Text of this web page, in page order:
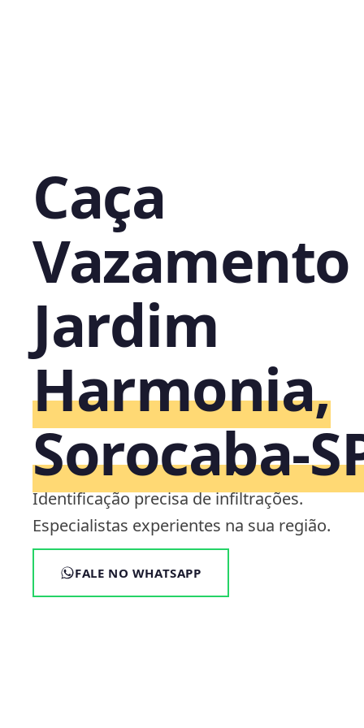
Caça
Jardim
Harmonia,
Identificação precisa de infiltrações.
Especialistas experientes na sua região.
FALE NO WHATSAPP